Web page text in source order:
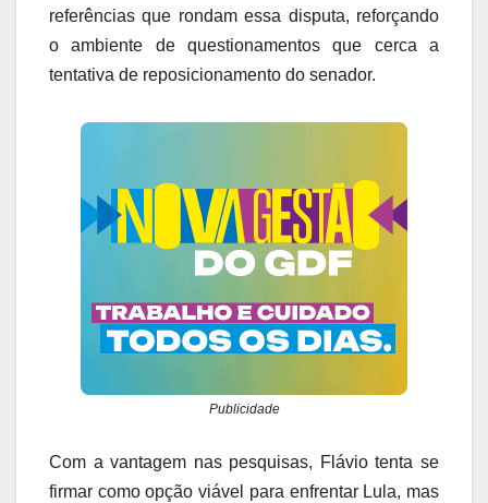
referências que rondam essa disputa, reforçando
o ambiente de questionamentos que cerca a
tentativa de reposicionamento do senador.
Publicidade
Com a vantagem nas pesquisas, Flávio tenta se
firmar como opção viável para enfrentar Lula, mas